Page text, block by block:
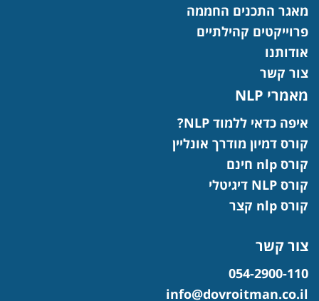
מאגר התכנים החממה
פרוייקטים קהילתיים
אודותנו
צור קשר
מאמרי NLP
איפה כדאי ללמוד NLP?
קורס דמיון מודרך אונליין
קורס nlp חינם
קורס NLP דיגיטלי
קורס nlp קצר
צור קשר
054-2900-110
info@dovroitman.co.il